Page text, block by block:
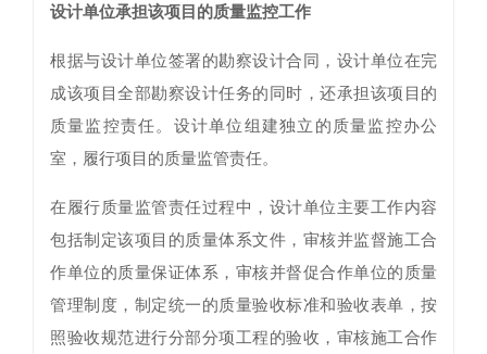
设计单位承担该项目的质量监控工作
根据与设计单位签署的勘察设计合同，设计单位在完
成该项目全部勘察设计任务的同时，还承担该项目的
质量监控责任。设计单位组建独立的质量监控办公
室，履行项目的质量监管责任。
在履行质量监管责任过程中，设计单位主要工作内容
包括制定该项目的质量体系文件，审核并监督施工合
作单位的质量保证体系，审核并督促合作单位的质量
管理制度，制定统一的质量验收标准和验收表单，按
照验收规范进行分部分项工程的验收，审核施工合作